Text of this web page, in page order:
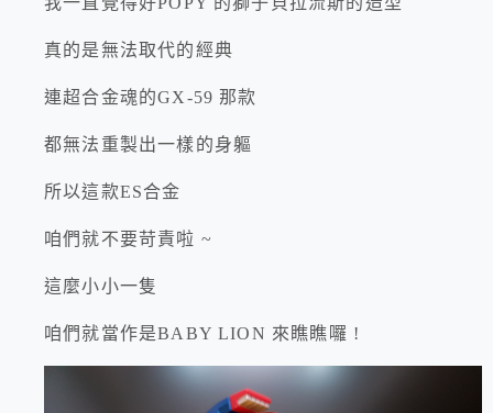
真的是無法取代的經典
連超合金魂的GX-59 那款
都無法重製出一樣的身軀
所以這款ES合金
咱們就不要苛責啦 ~
這麼小小一隻
咱們就當作是BABY LION 來瞧瞧囉 !